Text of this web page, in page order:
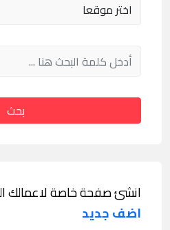
بحث
انشئ صفحة خاصة لاعمالك
اضف جديد